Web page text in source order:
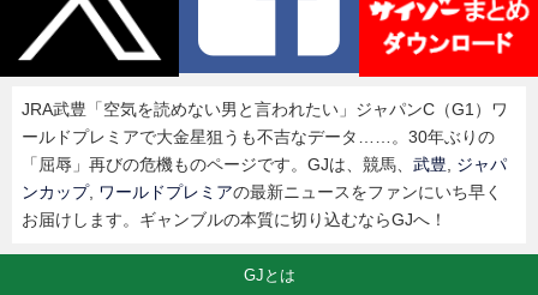
JRA武豊「空気を読めない男と言われたい」ジャパンC（G1）ワ
ールドプレミアで大金星狙うも不吉なデータ……。30年ぶりの
「屈辱」再びの危機ものページです。GJは、競馬、 武豊
ジャパ
ンカップ, ワールドプレミアの最新ニュースをファンにいち早く
お届けします。ギャンブルの本質に切り込むならGJへ！
GJとは